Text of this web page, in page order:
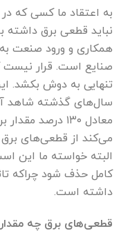
به اعتقاد ما کسی که
نباید قطعی برق داشته
همکاری و ورود صنعت به
صنایع است. قرار نیست
تنهایی به دوش بکشد.
سال‌های گذشته شاهد
معادل ۱۳۰
می‌کند از قطعی‌های
البته خواسته ما این
کامل حذف شود چراکه
داشته است.
قطعی‌های برق چه